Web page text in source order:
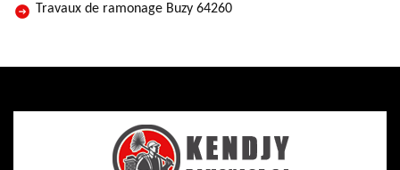
Travaux de ramonage Buzy 64260